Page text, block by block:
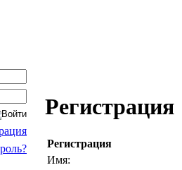
Регистрация
Регистрация
Имя: